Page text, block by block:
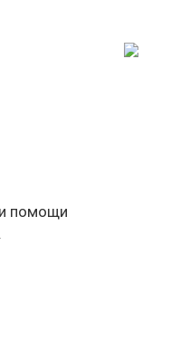
помощи